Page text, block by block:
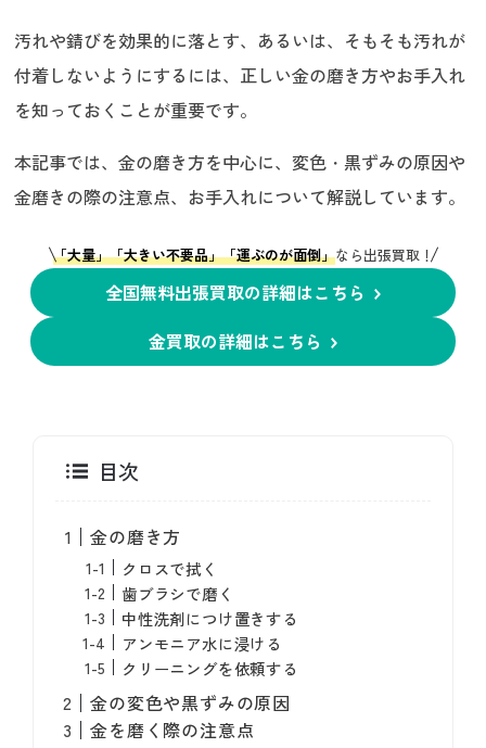
汚れや錆びを効果的に落とす、あるいは、そもそも汚れが
付着しないようにするには、正しい金の磨き方やお手入れ
を知っておくことが重要です。
本記事では、金の磨き方を中心に、変色・黒ずみの原因や
金磨きの際の注意点、お手入れについて解説しています。
「大量」「大きい不要品」「運ぶのが面倒」なら出張買取！
全国無料出張買取の詳細はこちら
金買取の詳細はこちら
目次
金の磨き方
クロスで拭く
歯ブラシで磨く
中性洗剤につけ置きする
アンモニア水に浸ける
クリーニングを依頼する
金の変色や黒ずみの原因
金を磨く際の注意点